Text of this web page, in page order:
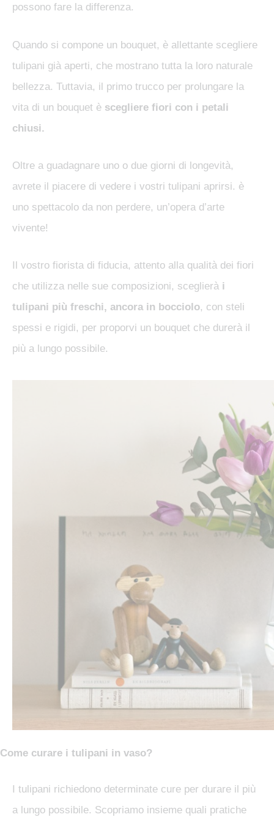
possono fare la differenza.
Quando si compone un bouquet, è allettante scegliere
tulipani già aperti, che mostrano tutta la loro naturale
bellezza. Tuttavia, il primo trucco per prolungare la
vita di un bouquet è scegliere fiori con i petali
chiusi.
Oltre a guadagnare uno o due giorni di longevità,
avrete il piacere di vedere i vostri tulipani aprirsi. è
uno spettacolo da non perdere, un’opera d’arte
vivente!
Il vostro fiorista di fiducia, attento alla qualità dei fiori
che utilizza nelle sue composizioni, sceglierà i
tulipani più freschi, ancora in bocciolo, con steli
spessi e rigidi, per proporvi un bouquet che durerà il
più a lungo possibile.
Come curare i tulipani in vaso?
I tulipani richiedono determinate cure per durare il più
a lungo possibile. Scopriamo insieme quali pratiche